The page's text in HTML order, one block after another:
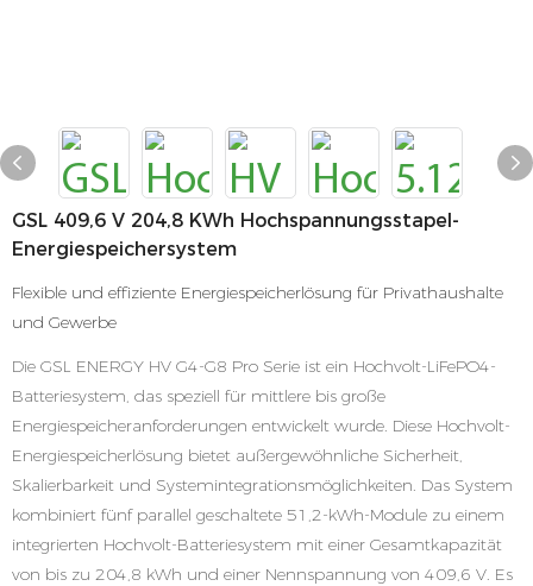
GSL 409,6 V 204,8 KWh Hochspannungsstapel-
Energiespeichersystem
Flexible und effiziente Energiespeicherlösung für Privathaushalte
und Gewerbe
Die GSL ENERGY HV G4-G8 Pro Serie ist ein Hochvolt-LiFePO4-
Batteriesystem, das speziell für mittlere bis große
Energiespeicheranforderungen entwickelt wurde. Diese Hochvolt-
Energiespeicherlösung bietet außergewöhnliche Sicherheit,
Skalierbarkeit und Systemintegrationsmöglichkeiten. Das System
kombiniert fünf parallel geschaltete 51,2-kWh-Module zu einem
integrierten Hochvolt-Batteriesystem mit einer Gesamtkapazität
von bis zu 204,8 kWh und einer Nennspannung von 409,6 V. Es